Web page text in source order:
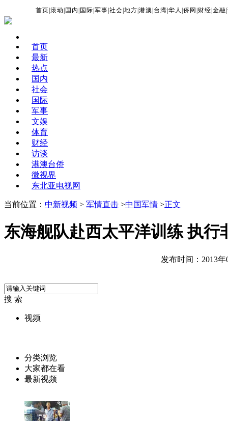
首页 |滚动 国内 国际 |军事 |社会 |地方 |港澳 台湾 |华人 |侨网 财经 |金融 |
首页
最新
热点
国内
社会
国际
军事
文娱
体育
财经
访谈
港澳台侨
微视界
东北亚电视网
当前位置： 中新视频 > 军情直击 >中国军情 >正文
东海舰队赴西太平洋训练 执行
发布时间：2013年
搜 索
视频
分类浏览
大家都在看
最新视频